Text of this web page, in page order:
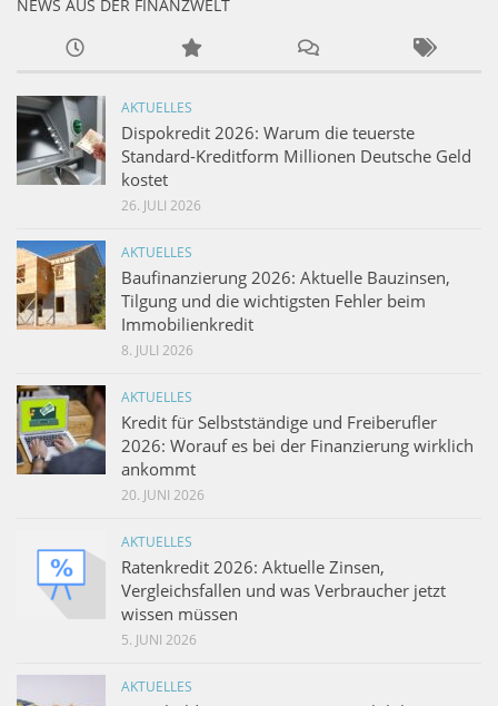
NEWS AUS DER FINANZWELT
AKTUELLES
Dispokredit 2026: Warum die teuerste
Standard-Kreditform Millionen Deutsche Geld
kostet
26. JULI 2026
AKTUELLES
Baufinanzierung 2026: Aktuelle Bauzinsen,
Tilgung und die wichtigsten Fehler beim
Immobilienkredit
8. JULI 2026
AKTUELLES
Kredit für Selbstständige und Freiberufler
2026: Worauf es bei der Finanzierung wirklich
ankommt
20. JUNI 2026
AKTUELLES
Ratenkredit 2026: Aktuelle Zinsen,
Vergleichsfallen und was Verbraucher jetzt
wissen müssen
5. JUNI 2026
AKTUELLES